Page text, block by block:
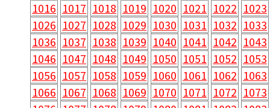
1016 1017 1018 1019 1020 1021 1022 1023
1026 1027 1028 1029 1030 1031 1032 1033
1036 1037 1038 1039 1040 1041 1042 1043
1046 1047 1048 1049 1050 1051 1052 1053
1056 1057 1058 1059 1060 1061 1062 1063
1066 1067 1068 1069 1070 1071 1072 1073